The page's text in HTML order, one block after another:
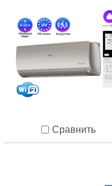
Сравнить